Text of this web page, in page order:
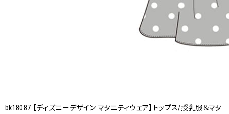
bk18087 【ディズニーデザイン マタニティウェア】トップス/授乳服＆マタ